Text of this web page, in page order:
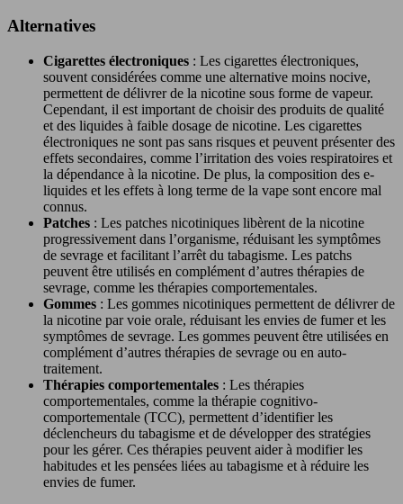
Alternatives
Cigarettes électroniques : Les cigarettes électroniques,
souvent considérées comme une alternative moins nocive,
permettent de délivrer de la nicotine sous forme de vapeur.
Cependant, il est important de choisir des produits de qualité
et des liquides à faible dosage de nicotine. Les cigarettes
électroniques ne sont pas sans risques et peuvent présenter des
effets secondaires, comme l’irritation des voies respiratoires et
la dépendance à la nicotine. De plus, la composition des e-
liquides et les effets à long terme de la vape sont encore mal
connus.
Patches : Les patches nicotiniques libèrent de la nicotine
progressivement dans l’organisme, réduisant les symptômes
de sevrage et facilitant l’arrêt du tabagisme. Les patchs
peuvent être utilisés en complément d’autres thérapies de
sevrage, comme les thérapies comportementales.
Gommes : Les gommes nicotiniques permettent de délivrer de
la nicotine par voie orale, réduisant les envies de fumer et les
symptômes de sevrage. Les gommes peuvent être utilisées en
complément d’autres thérapies de sevrage ou en auto-
traitement.
Thérapies comportementales : Les thérapies
comportementales, comme la thérapie cognitivo-
comportementale (TCC), permettent d’identifier les
déclencheurs du tabagisme et de développer des stratégies
pour les gérer. Ces thérapies peuvent aider à modifier les
habitudes et les pensées liées au tabagisme et à réduire les
envies de fumer.